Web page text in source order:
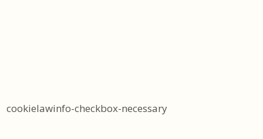
cookielawinfo-checkbox-necessary